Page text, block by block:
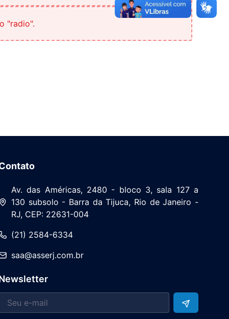
"radio".
Av. das Américas, 2480 - bloco 3, sala 127 a
130 subsolo - Barra da Tijuca, Rio de Janeiro -
RJ, CEP: 22631-004
(21) 2584-6334
saa@asserj.com.br